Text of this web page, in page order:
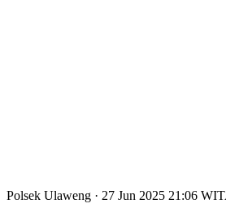
Polsek Ulaweng · 27 Jun 2025 21:06